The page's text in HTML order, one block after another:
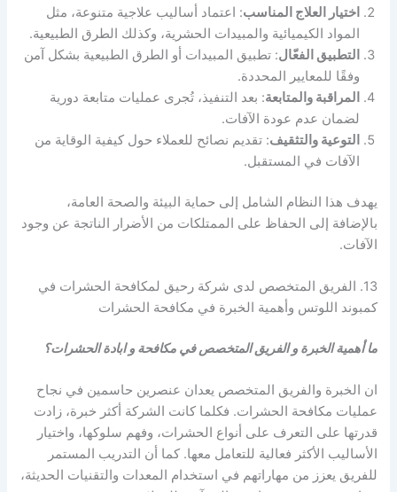
اختيار العلاج المناسب: اعتماد أساليب علاجية متنوعة، مثل
المواد الكيميائية والمبيدات الحشرية، وكذلك الطرق الطبيعية.
التطبيق الفعّال: تطبيق المبيدات أو الطرق الطبيعية بشكل آمن
وفقًا للمعايير المحددة.
المراقبة والمتابعة: بعد التنفيذ، تُجرى عمليات متابعة دورية
لضمان عدم عودة الآفات.
التوعية والتثقيف: تقديم نصائح للعملاء حول كيفية الوقاية من
الآفات في المستقبل.
يهدف هذا النظام الشامل إلى حماية البيئة والصحة العامة،
بالإضافة إلى الحفاظ على الممتلكات من الأضرار الناتجة عن وجود
الآفات.
13. الفريق المتخصص لدى شركة رحيق لمكافحة الحشرات في
كمبوند اللوتس وأهمية الخبرة في مكافحة الحشرات
ما أهمية الخبرة و الفريق المتخصص في مكافحة و ابادة الحشرات؟
ان الخبرة والفريق المتخصص يعدان عنصرين حاسمين في نجاح
عمليات مكافحة الحشرات. فكلما كانت الشركة أكثر خبرة، زادت
قدرتها على التعرف على أنواع الحشرات، وفهم سلوكها، واختيار
الأساليب الأكثر فعالية للتعامل معها. كما أن التدريب المستمر
للفريق يعزز من مهاراتهم في استخدام المعدات والتقنيات الحديثة،